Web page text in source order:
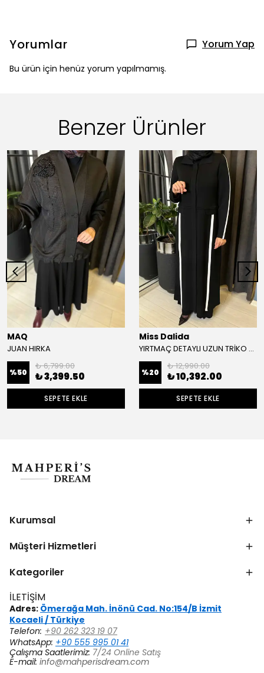
Yorumlar Yorum Yap
Bu ürün için henüz yorum yapılmamış.
Benzer Ürünler
MAQ
JUAN HIRKA
%50
₺ 6,799.00
₺ 3,399.50
SEPETE EKLE
Miss Dalida
YIRTMAÇ DETAYLI UZUN TRİKO HIRKA
%20
₺ 12,990.00
₺ 10,392.00
SEPETE EKLE
Kurumsal
Müşteri Hizmetleri
Kategoriler
İLETİŞİM
Adres: Ömerağa Mah. İnönü Cad. No:154/B İzmit
Kocaeli / Türkiye
Telefon: +90 262 323 19 07
WhatsApp: +90 555 995 01 41
Çalışma Saatlerimiz: 7/24 Online Satış
E-mail: info@mahperisdream.com